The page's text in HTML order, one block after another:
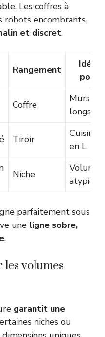
Les coffres à
robots encombrants.
et discret.
Rangement
Idéal
pour
Coffre
Murs
longs
Tiroir
Cuisines
en L
Niche
Volumes
parfaitement sous
une ligne sobre,
.
volumes
garantit une
niches ou